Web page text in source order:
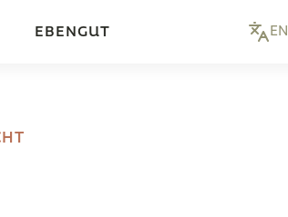
EBENGUT EN